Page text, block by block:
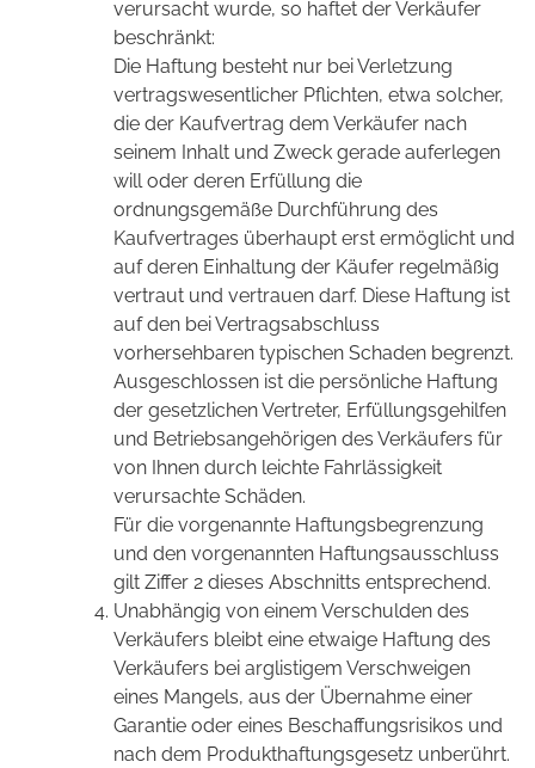
verursacht wurde, so haftet der Verkäufer
beschränkt:
Die Haftung besteht nur bei Verletzung
vertragswesentlicher Pflichten, etwa solcher,
die der Kaufvertrag dem Verkäufer nach
seinem Inhalt und Zweck gerade auferlegen
will oder deren Erfüllung die
ordnungsgemäße Durchführung des
Kaufvertrages überhaupt erst ermöglicht und
auf deren Einhaltung der Käufer regelmäßig
vertraut und vertrauen darf. Diese Haftung ist
auf den bei Vertragsabschluss
vorhersehbaren typischen Schaden begrenzt.
Ausgeschlossen ist die persönliche Haftung
der gesetzlichen Vertreter, Erfüllungsgehilfen
und Betriebsangehörigen des Verkäufers für
von Ihnen durch leichte Fahrlässigkeit
verursachte Schäden.
Für die vorgenannte Haftungsbegrenzung
und den vorgenannten Haftungsausschluss
gilt Ziffer 2 dieses Abschnitts entsprechend.
Unabhängig von einem Verschulden des
Verkäufers bleibt eine etwaige Haftung des
Verkäufers bei arglistigem Verschweigen
eines Mangels, aus der Übernahme einer
Garantie oder eines Beschaffungsrisikos und
nach dem Produkthaftungsgesetz unberührt.